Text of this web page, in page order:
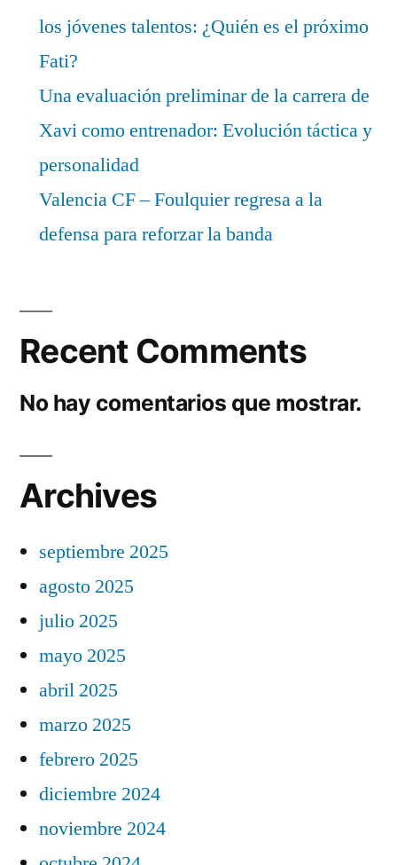
los jóvenes talentos: ¿Quién es el próximo
Fati?
Una evaluación preliminar de la carrera de
Xavi como entrenador: Evolución táctica y
personalidad
Valencia CF – Foulquier regresa a la
defensa para reforzar la banda
Recent Comments
No hay comentarios que mostrar.
Archives
septiembre 2025
agosto 2025
julio 2025
mayo 2025
abril 2025
marzo 2025
febrero 2025
diciembre 2024
noviembre 2024